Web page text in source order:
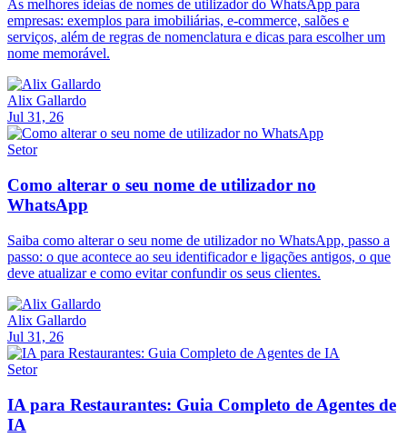
As melhores ideias de nomes de utilizador do WhatsApp para
empresas: exemplos para imobiliárias, e-commerce, salões e
serviços, além de regras de nomenclatura e dicas para escolher um
nome memorável.
Alix Gallardo
Jul 31, 26
Setor
Como alterar o seu nome de utilizador no
WhatsApp
Saiba como alterar o seu nome de utilizador no WhatsApp, passo a
passo: o que acontece ao seu identificador e ligações antigos, o que
deve atualizar e como evitar confundir os seus clientes.
Alix Gallardo
Jul 31, 26
Setor
IA para Restaurantes: Guia Completo de Agentes de
IA